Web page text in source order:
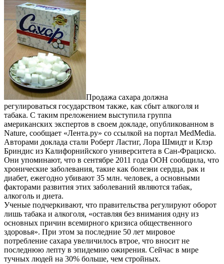
Продажа сахара должна
регулироваться государством также, как сбыт алкоголя и
табака. С таким преложением выступила группа
американских экспертов в своем докладе, опубликованном в
Nature, сообщает «Лента.ру» со ссылкой на портал MedMedia.
Авторами доклада стали Роберт Ластиг, Лора Шмидт и Клэр
Бриндис из Калифорнийского университета в Сан-Фрациско.
Они упоминают, что в сентябре 2011 года ООН сообщила, что
хронические заболевания, такие как болезни сердца, рак и
диабет, ежегодно убивают 35 млн. человек, а основными
факторами развития этих заболеваний являются табак,
алкоголь и диета.
Ученые подчеркивают, что правительства регулируют оборот
лишь табака и алкоголя, «оставляя без внимания одну из
основных причин всемирного кризиса общественного
здоровья». При этом за последние 50 лет мировое
потребление сахара увеличилось втрое, что вносит не
последнюю лепту в эпидемию ожирения. Сейчас в мире
тучных людей на 30% больше, чем стройных.